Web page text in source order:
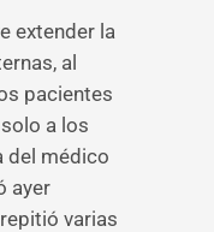
extender la
al
pacientes
a los
del médico
ayer
varias